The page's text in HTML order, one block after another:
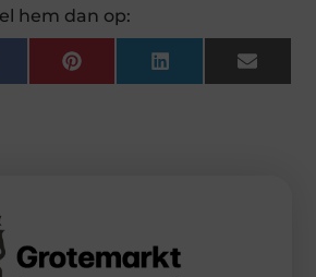
hem dan op:
Pinterest LinkedIn Email